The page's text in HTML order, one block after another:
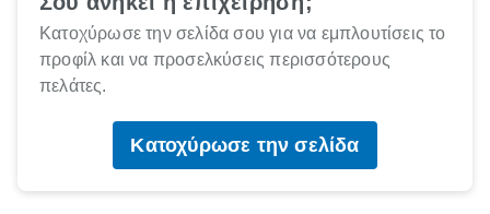
Κατοχύρωσε την σελίδα σου για να εμπλουτίσεις το
προφίλ και να προσελκύσεις περισσότερους
πελάτες.
Κατοχύρωσε την σελίδα